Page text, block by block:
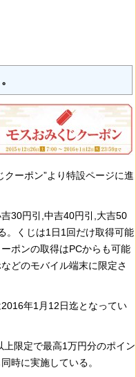
ーポン”より特設ページに進
30円引,中吉40円引,大吉50
。くじは1日1回だけ取得可能
ポンの取得はPCからも可能
どのモバイル端末に限定さ
年1月12日迄となってい
限定で最高1万円分のポイン
時に実施している。